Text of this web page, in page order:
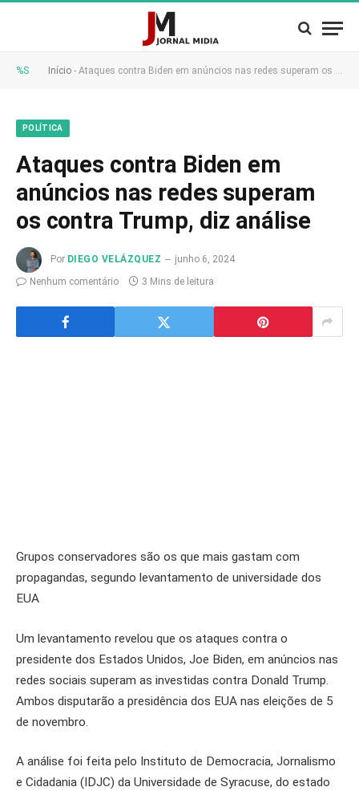
%S Início - Ataques contra Biden em anúncios nas redes superam os contra Trump, diz análise
POLÍTICA
Ataques contra Biden em
anúncios nas redes superam
os contra Trump, diz análise
Por DIEGO VELÁZQUEZ
junho 6, 2024
Nenhum comentário
3 Mins de leitura
Grupos conservadores são os que mais gastam com
propagandas, segundo levantamento de universidade dos
EUA
Um levantamento revelou que os ataques contra o
presidente dos Estados Unidos, Joe Biden, em anúncios nas
redes sociais superam as investidas contra Donald Trump.
Ambos disputarão a presidência dos EUA nas eleições de 5
de novembro.
A análise foi feita pelo Instituto de Democracia, Jornalismo
e Cidadania (IDJC) da Universidade de Syracuse, do estado